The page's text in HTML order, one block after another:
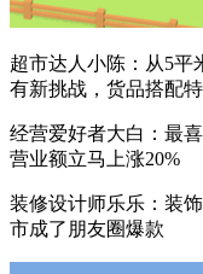
超市达人小陈：从5平
有新挑战，货品搭配
经营爱好者大白：最
营业额立马上涨20%
装修设计师乐乐：装
市成了朋友圈爆款